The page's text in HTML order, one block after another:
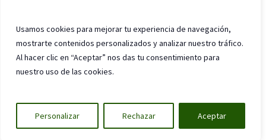
Usamos cookies para mejorar tu experiencia de navegación,
mostrarte contenidos personalizados y analizar nuestro tráfico.
Al hacer clic en “Aceptar” nos das tu consentimiento para
nuestro uso de las cookies.
Personalizar Rechazar Aceptar